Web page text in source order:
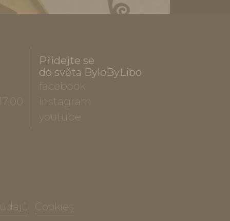
Přidejte se
do světa ByloByLibo
facebook
instagram
youtube
Cookies